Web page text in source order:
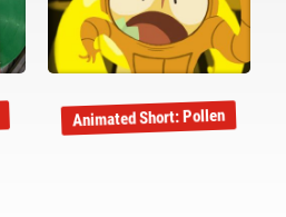
Animated Short: Pollen